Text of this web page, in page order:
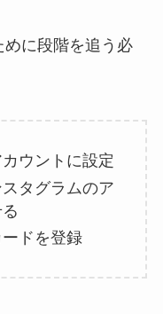
めに段階を追う必
ウントに設定
タグラムのア
ドを登録